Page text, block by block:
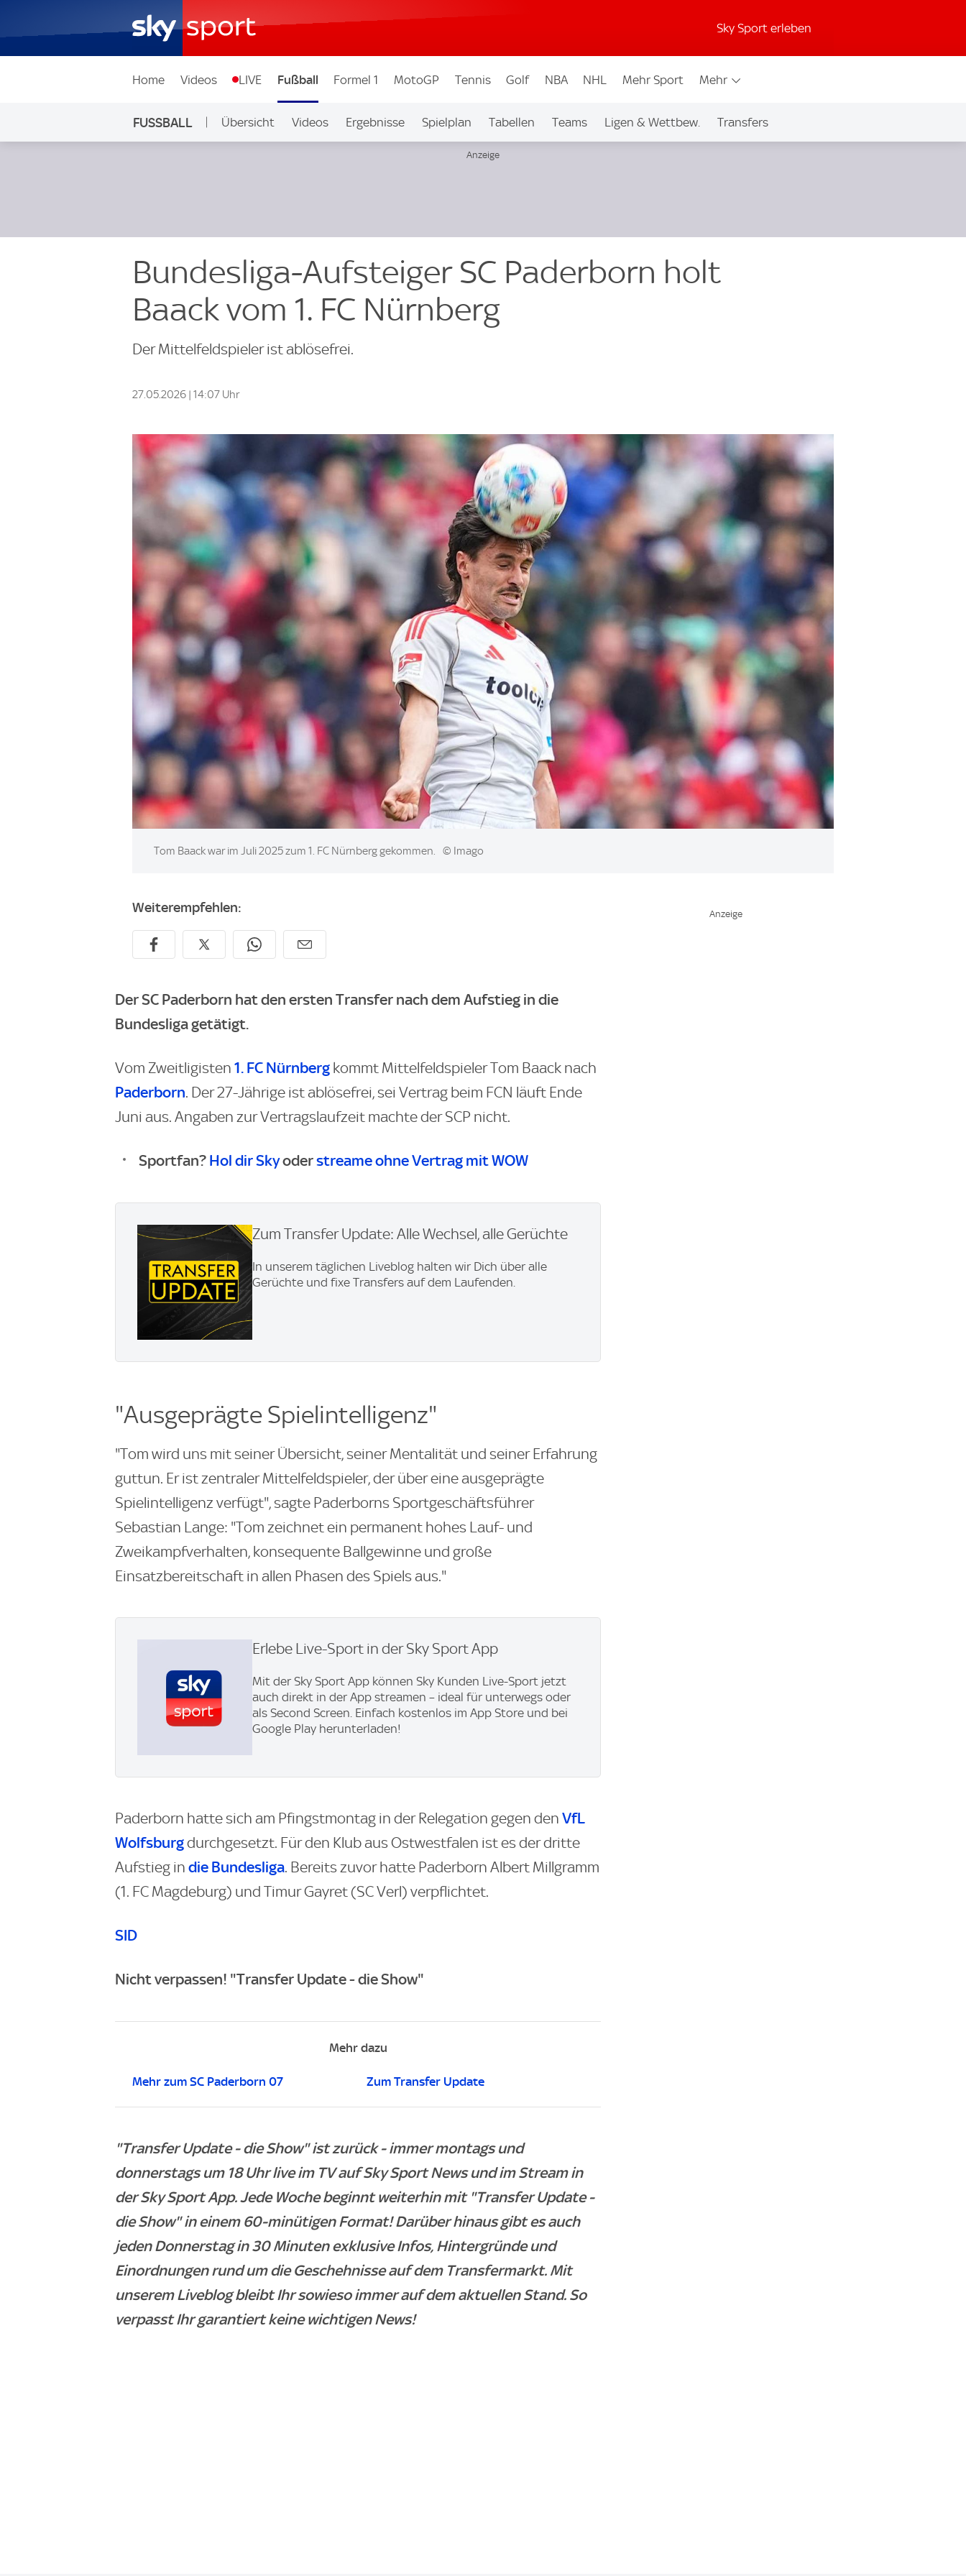
Sky Sport erleben
Home Videos LIVE Fußball Formel 1 MotoGP Tennis Golf NBA NHL Mehr Sport Mehr
FUSSBALL Übersicht Videos Ergebnisse Spielplan Tabellen Teams Ligen & Wettbew. Transfers
Bundesliga-Aufsteiger SC Paderborn holt
Baack vom 1. FC Nürnberg
Der Mittelfeldspieler ist ablösefrei.
27.05.2026 | 14:07 Uhr
Image:
Tom Baack war im Juli 2025 zum 1. FC Nürnberg gekommen. © Imago
Weiterempfehlen:
Der SC Paderborn hat den ersten Transfer nach dem Aufstieg in die
Bundesliga getätigt.
Vom Zweitligisten 1. FC Nürnberg kommt Mittelfeldspieler Tom Baack nach
Paderborn. Der 27-Jährige ist ablösefrei, sei Vertrag beim FCN läuft Ende
Juni aus. Angaben zur Vertragslaufzeit machte der SCP nicht.
Sportfan? Hol dir Skyoderstreame ohne Vertrag mit WOW
Zum Transfer Update: Alle Wechsel, alle Gerüchte
In unserem täglichen Liveblog halten wir Dich über alle
Gerüchte und fixe Transfers auf dem Laufenden.
"Ausgeprägte Spielintelligenz"
"Tom wird uns mit seiner Übersicht, seiner Mentalität und seiner Erfahrung
guttun. Er ist zentraler Mittelfeldspieler, der über eine ausgeprägte
Spielintelligenz verfügt", sagte Paderborns Sportgeschäftsführer
Sebastian Lange: "Tom zeichnet ein permanent hohes Lauf- und
Zweikampfverhalten, konsequente Ballgewinne und große
Einsatzbereitschaft in allen Phasen des Spiels aus."
Erlebe Live-Sport in der Sky Sport App
Mit der Sky Sport App können Sky Kunden Live-Sport jetzt
auch direkt in der App streamen – ideal für unterwegs oder
als Second Screen. Einfach kostenlos im App Store und bei
Google Play herunterladen!
Paderborn hatte sich am Pfingstmontag in der Relegation gegen den VfL
Wolfsburgdurchgesetzt. Für den Klub aus Ostwestfalen ist es der dritte
Aufstieg in die Bundesliga. Bereits zuvor hatte Paderborn Albert Millgramm
(1. FC Magdeburg) und Timur Gayret (SC Verl) verpflichtet.
SID
Nicht verpassen! "Transfer Update - die Show"
Mehr dazu
Mehr zum SC Paderborn 07 Zum Transfer Update
"Transfer Update - die Show" ist zurück - immer montags und
donnerstags um 18 Uhr live im TV auf Sky Sport News und im Stream in
der Sky Sport App. Jede Woche beginnt weiterhin mit "Transfer Update -
die Show" in einem 60-minütigen Format! Darüber hinaus gibt es auch
jeden Donnerstag in 30 Minuten exklusive Infos, Hintergründe und
Einordnungen rund um die Geschehnisse auf dem Transfermarkt. Mit
unserem Liveblog bleibt Ihr sowieso immer auf dem aktuellen Stand. So
verpasst Ihr garantiert keine wichtigen News!